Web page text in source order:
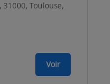
31000, Toulouse,
Voir